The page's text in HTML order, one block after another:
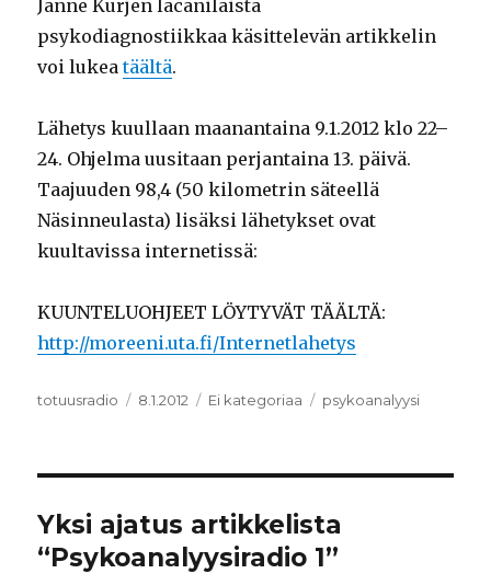
Janne Kurjen lacanilaista
psykodiagnostiikkaa käsittelevän artikkelin
voi lukeatäältä.
Lähetys kuullaan maanantaina 9.1.2012 klo 22–
24. Ohjelma uusitaan perjantaina 13. päivä.
Taajuuden 98,4 (50 kilometrin säteellä
Näsinneulasta) lisäksi lähetykset ovat
kuultavissa internetissä:
KUUNTELUOHJEET LÖYTYVÄT TÄÄLTÄ:
http://moreeni.uta.fi/Internetlahetys
Kirjoittaja
totuusradio Julkaistu
8.1.2012 Kategoriat
Ei kategoriaa Avainsanat
psykoanalyysi
Yksi ajatus artikkelista
“Psykoanalyysiradio 1”